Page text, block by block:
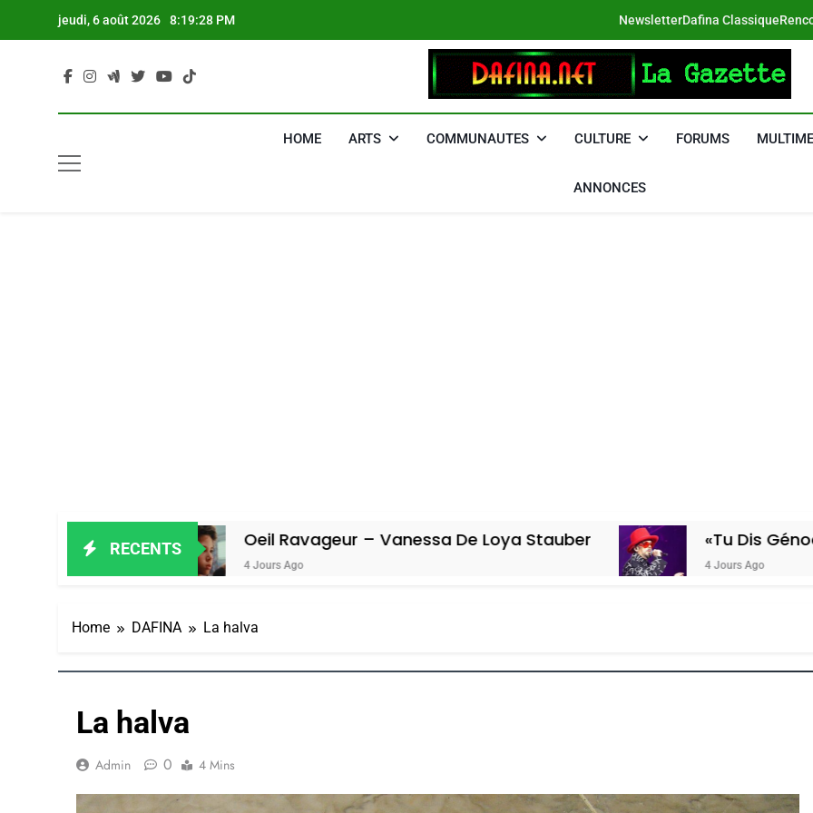
jeudi, 6 août 2026 8:19:29 PM NewsletterDafina Classique
DAFINA
HOME ARTS COMMUNAUTES CULTURE FORUMS
ANNONCES
RECENTS
Oeil Ravageur – Vanessa De Loya Stauber «Tu Dis Génocide, Je Dis
4 Jours Ago
Home DAFINA La halva
La halva
Admin 0 4 Mins